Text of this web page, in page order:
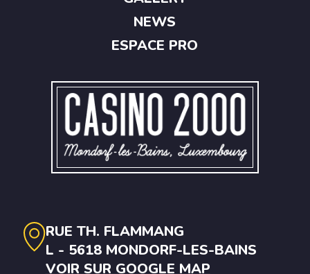
RUE TH. FLAMMANG
L - 5618 MONDORF-LES-BAINS
VOIR SUR GOOGLE MAP
NEWS
ESPACE PRO